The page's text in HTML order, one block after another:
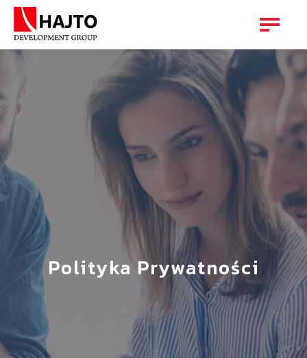
Polityka Prywatności